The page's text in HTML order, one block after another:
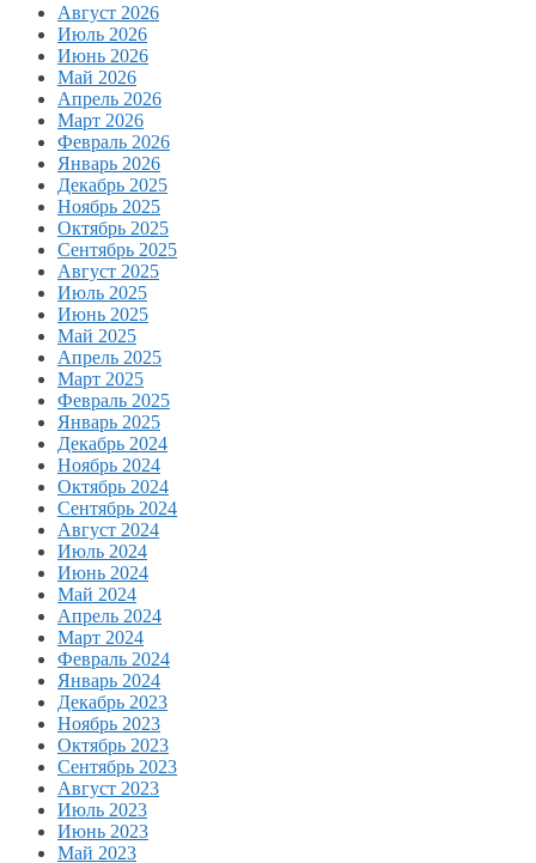
Август 2026
Июль 2026
Июнь 2026
Май 2026
Апрель 2026
Март 2026
Февраль 2026
Январь 2026
Декабрь 2025
Ноябрь 2025
Октябрь 2025
Сентябрь 2025
Август 2025
Июль 2025
Июнь 2025
Май 2025
Апрель 2025
Март 2025
Февраль 2025
Январь 2025
Декабрь 2024
Ноябрь 2024
Октябрь 2024
Сентябрь 2024
Август 2024
Июль 2024
Июнь 2024
Май 2024
Апрель 2024
Март 2024
Февраль 2024
Январь 2024
Декабрь 2023
Ноябрь 2023
Октябрь 2023
Сентябрь 2023
Август 2023
Июль 2023
Июнь 2023
Май 2023